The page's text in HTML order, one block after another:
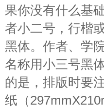
果你没有什么基
者小二号，行楷
黑体。作者、学
名称用小三号黑
的是，排版时要
纸（